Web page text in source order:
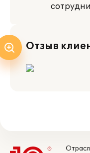
Отзыв